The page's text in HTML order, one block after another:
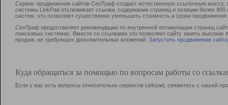
Сервис продвижения сайтов СеоТраф создает естественную ссылочную
системы LinkPad отслеживает ссылки, содержание страниц и позиции более
систем, что позволяет существенно уменьшить стоимость и сроки продвижения.
СеоТраф предоставляет рекомендации по внутренней оптимизации страниц
поисковых системах. Вместе со ссылками это позволяет сайту занять
продаж, не требующих дополнительных вложений. Запустить продвижение сайта
Куда обращаться за помощью по вопросам работы со
Если у вас есть вопросы относительно сервисов Linkpad, свяжитесь с нашей